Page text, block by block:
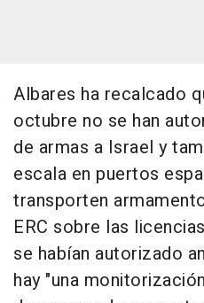
Albares ha recalcado
octubre no se han
de armas a Israel y
escala en puertos
transporten
ERC sobre las
se habían autorizado
hay "una